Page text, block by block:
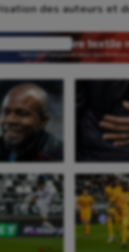
des auteurs et